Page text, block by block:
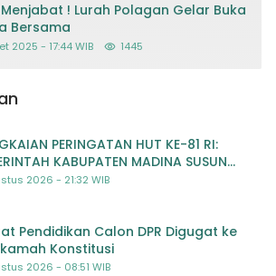
! Lurah Polagan Gelar Buka
Bersama
2025 - 17:44 WIB 1445
PERINGATAN HUT KE-81 RI:
KABUPATEN MADINA SUSUN
KEGIATAN MERIAH DAN BERMAKNA
2026 - 21:32 WIB
Pendidikan Calon DPR Digugat ke
Konstitusi
2026 - 08:51 WIB